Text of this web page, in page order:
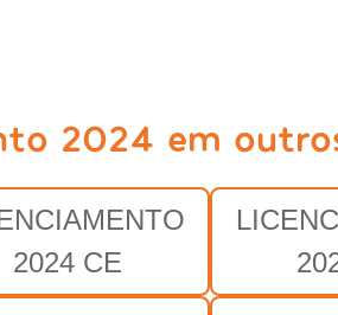
2024 em
2024 CE